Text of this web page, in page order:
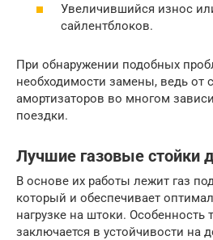
Увеличившийся износ
сайлентблоков.
При обнаружении подобных
необходимости замены, ведь от
амортизаторов во многом
поездки.
Лучшие газовые стойки
В основе их работы лежит газ
который и обеспечивает
нагрузке на штоки. Особенность
заключается в устойчивости на